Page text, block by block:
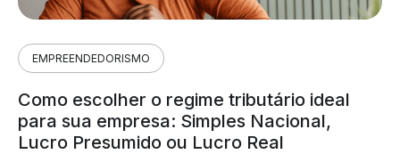
EMPREENDEDORISMO
Como escolher o regime tributário ideal
para sua empresa: Simples Nacional,
Lucro Presumido ou Lucro Real